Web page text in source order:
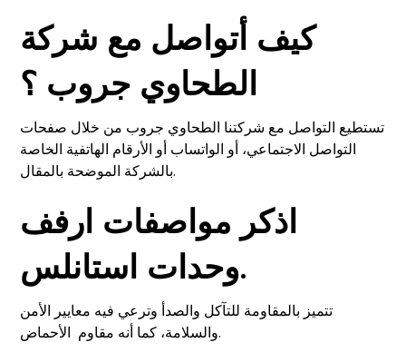
كيف أتواصل مع شركة
الطحاوي جروب ؟
تستطيع التواصل مع شركتنا الطحاوي جروب من خلال صفحات
التواصل الاجتماعي، أو الواتساب أو الأرقام الهاتفية الخاصة
بالشركة الموضحة بالمقال.
اذكر مواصفات ارفف
وحدات استانلس.
تتميز بالمقاومة للتآكل والصدأ وترعي فيه معايير الأمن
والسلامة، كما أنه مقاوم الأحماض.